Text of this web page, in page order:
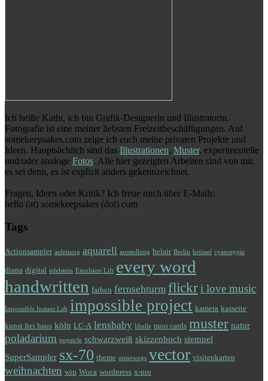
Ich heiße Kathi, ich bin Grafik-Designerin und Illustratorin.
Fotografie ist eine meiner liebsten Freizeitbeschäftigungen. Auf
somekeepsakes.com zeige ich euch meine privaten Projekte und
Ideen. Hauptsächlich sind das Illustrationen, Muster, experimentelle
und/oder analoge Fotos. Alle hier gezeigten Arbeiten sind von mir,
es sei denn, es ist explizit anders gekennzeichnet.
Fragen, Ideen oder Kritik? Ich freue mich über E-Mails:
hello (at) somekeepsakes (dot) com
Tags
Actionsampler anleitung aquarell ausstellung belair Berlin brüssel cyanotypie
diana digital edelstein Emulsion Lift every word
handwritten farben fernsehturm flickr i love music
Impossible Instant Lab impossible project kamera kassette
kunst frei haus köln LC-A lensbaby libelle moo cards muster natur
poladarium popsicle schwarzweiß skizzenbuch stempel
SuperSampler sx-70 theme unterwegs vector visitenkarten
weihnachten wip Woca wordpress x-pro